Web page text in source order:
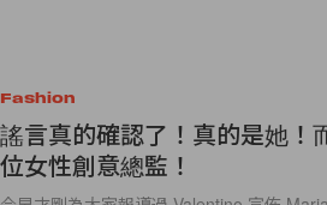
Fashion
謠言真的確認了！真的是她！
位女性創意總監！